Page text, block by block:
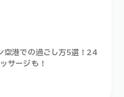
空港での過ごし方5選！24
サージも！